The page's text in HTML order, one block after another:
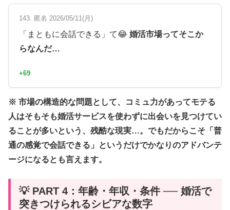
143. 匿名 2026/05/11(月)
「まともに会話できる」て😂 婚活市場ってそこか
らなんだ…
+69
※ 市場の構造的な問題として、コミュ力があってモテる
人はそもそも婚活サービスを使わずに出会いを見つけてい
ることが多いという、残酷な現実…。でもだからこそ「普
通の感覚で会話できる」というだけでかなりのアドバンテ
ージになるとも言えます。
💡 PART 4：年齢・年収・条件 ── 婚活で
突きつけられるシビアな数字